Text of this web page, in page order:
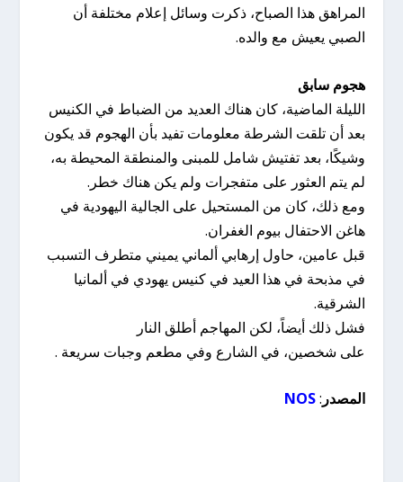
المراهق هذا الصباح، ذكرت وسائل إعلام مختلفة أن
الصبي يعيش مع والده.
هجوم سابق
الليلة الماضية، كان هناك العديد من الضباط في الكنيس
بعد أن تلقت الشرطة معلومات تفيد بأن الهجوم قد يكون
وشيكًا، بعد تفتيش شامل للمبنى والمنطقة المحيطة به،
لم يتم العثور على متفجرات ولم يكن هناك خطر.
ومع ذلك، كان من المستحيل على الجالية اليهودية في
هاغن الاحتفال بيوم الغفران.
قبل عامين، حاول إرهابي ألماني يميني متطرف التسبب
في مذبحة في هذا العيد في كنيس يهودي في ألمانيا
الشرقية.
فشل ذلك أيضاً، لكن المهاجم أطلق النار
على شخصين، في الشارع وفي مطعم وجبات سريعة .
المصدر :
NOS